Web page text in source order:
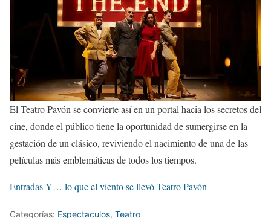
El Teatro Pavón se convierte así en un portal hacia los secretos del
cine, donde el público tiene la oportunidad de sumergirse en la
gestación de un clásico, reviviendo el nacimiento de una de las
películas más emblemáticas de todos los tiempos.
Entradas Y… lo que el viento se llevó Teatro Pavón
Categorías: Espectaculos, Teatro